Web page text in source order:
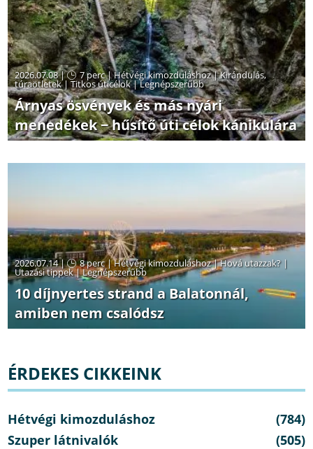
2026.07.08 | 7 perc|Hétvégi kimozduláshoz|Kirándulás,
túraötletek|Titkos úticélok|Legnépszerűbb
Árnyas ösvények és más nyári
menedékek − hűsítő úti célok kánikulára
2026.07.14 | 8 perc|Hétvégi kimozduláshoz|Hová utazzak? |
Utazási tippek|Legnépszerűbb
10 díjnyertes strand a Balatonnál,
amiben nem csalódsz
ÉRDEKES CIKKEINK
Hétvégi kimozduláshoz
(784)
Szuper látnivalók
(505)